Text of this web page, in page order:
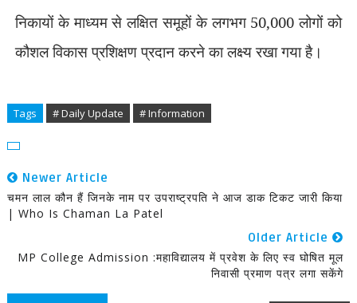
निकायों के माध्यम से लक्षित समूहों के लगभग 50,000लोगों को
कौशल विकास प्रशिक्षण प्रदान करने का लक्ष्य रखा गया है।
Tags # Daily Update # Information
Newer Article
चमन लाल कौन हैं जिनके नाम पर उपराष्ट्रपति ने आज डाक टिकट जारी किया
| Who Is Chaman La Patel
Older Article
MP College Admission :महाविद्यालय में प्रवेश के लिए स्व घोषित मूल
निवासी प्रमाण पत्र लगा सकेंगे